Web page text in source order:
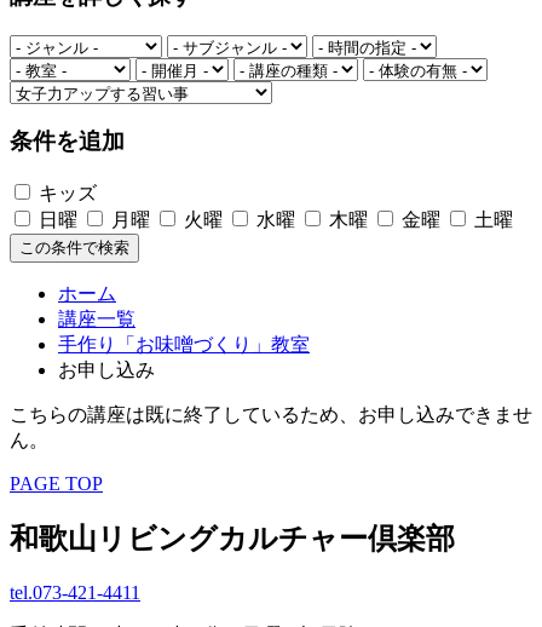
条件を追加
キッズ
日曜
月曜 火曜 水曜 木曜 金曜 土曜
この条件で検索
ホーム
講座一覧
手作り「お味噌づくり」教室
お申し込み
こちらの講座は既に終了しているため、お申し込みできませ
ん。
PAGE TOP
和歌山リビングカルチャー倶楽部
tel.073-421-4411